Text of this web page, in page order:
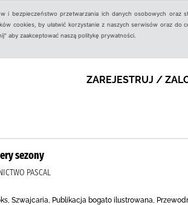
i bezpieczeństwo przetwarzania ich danych osobowych oraz
cookies, by ułatwić korzystanie z naszych serwisów oraz do
aby zaakceptować naszą politykę prywatności.
ZAREJESTRUJ /
sezony
PASCAL
Szwajcaria, Publikacja bogato ilustrowana,